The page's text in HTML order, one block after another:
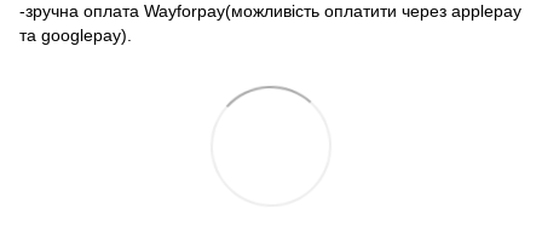
-зручна оплата Wayforpay(можливість оплатити через applepay
та googlepay).